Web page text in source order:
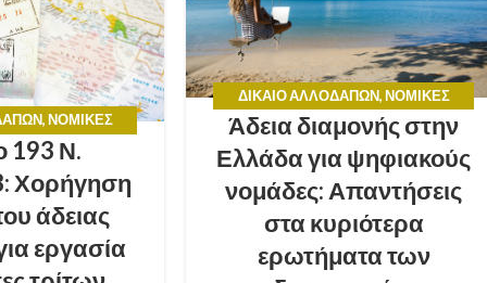
,ΝΟΜΙΚΈΣ
193 Ν.
Χορήγηση
άδειας
εργασία
ΔΊΚΑΙΟ ΑΛΛΟΔΑΠΏΝ,ΝΟΜΙΚΈΣ
ΣΥΜΒΟΥΛΈΣ
Άδεια διαμονής στην
Ελλάδα για ψηφιακούς
νομάδες: Απαντήσεις
στα κυριότερα
ερωτήματα των